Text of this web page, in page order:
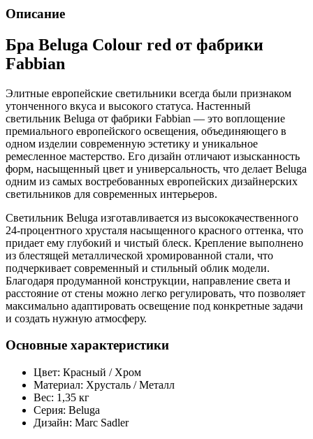
Описание
Бра Beluga Colour red от фабрики
Fabbian
Элитные европейские светильники всегда были признаком
утонченного вкуса и высокого статуса. Настенный
светильник Beluga от фабрики Fabbian — это воплощение
премиального европейского освещения, объединяющего в
одном изделии современную эстетику и уникальное
ремесленное мастерство. Его дизайн отличают изысканность
форм, насыщенный цвет и универсальность, что делает Beluga
одним из самых востребованных европейских дизайнерских
светильников для современных интерьеров.
Светильник Beluga изготавливается из высококачественного
24-процентного хрусталя насыщенного красного оттенка, что
придает ему глубокий и чистый блеск. Крепление выполнено
из блестящей металлической хромированной стали, что
подчеркивает современный и стильный облик модели.
Благодаря продуманной конструкции, направление света и
расстояние от стены можно легко регулировать, что позволяет
максимально адаптировать освещение под конкретные задачи
и создать нужную атмосферу.
Основные характеристики
Цвет: Красный / Хром
Материал: Хрусталь / Металл
Вес: 1,35 кг
Серия: Beluga
Дизайн: Marc Sadler